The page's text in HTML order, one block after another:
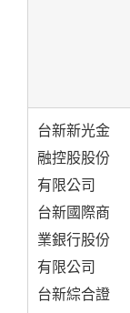
台新新光金
融控股股份
有限公司
台新國際商
業銀行股份
有限公司
台新綜合證